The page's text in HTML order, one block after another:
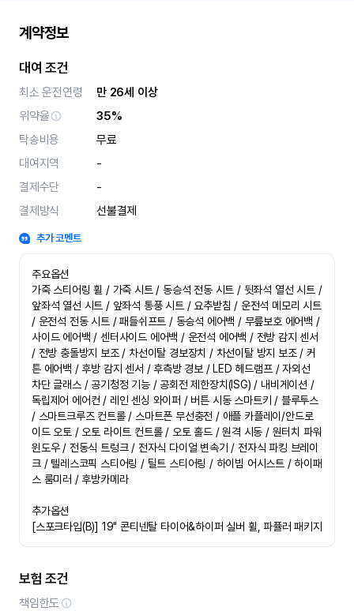
계약정보
대여 조건
최소 운전연령
만 26세 이상
위약율
35%
탁송비용
무료
대여지역
-
결제수단
-
결제방식
선불결제
추가 코멘트
주요옵션
가죽 스티어링 휠 / 가죽 시트 / 동승석 전동 시트 / 뒷좌석 열선 시트 /
앞좌석 열선 시트 / 앞좌석 통풍 시트 / 요추받침 / 운전석 메모리 시트
/ 운전석 전동 시트 / 패들쉬프트 / 동승석 에어백 / 무릎보호 에어백 /
사이드 에어백 / 센터사이드 에어백 / 운전석 에어백 / 전방 감지 센서
/ 전방 충돌방지 보조 / 차선이탈 경보장치 / 차선이탈 방지 보조 / 커
튼 에어백 / 후방 감지 센서 / 후측방 경보 / LED 헤드램프 / 자외선
차단 글래스 / 공기청정 기능 / 공회전 제한장치(ISG) / 내비게이션 /
독립제어 에어컨 / 레인 센싱 와이퍼 / 버튼 시동 스마트키 / 블루투스
/ 스마트크루즈 컨트롤 / 스마트폰 무선충전 / 애플 카플레이/안드로
이드 오토 / 오토 라이트 컨트롤 / 오토 홀드 / 원격 시동 / 원터치 파워
윈도우 / 전동식 트렁크 / 전자식 다이얼 변속기 / 전자식 파킹 브레이
크 / 텔레스코픽 스티어링 / 틸트 스티어링 / 하이빔 어시스트 / 하이패
스 룸미러 / 후방카메라
추가옵션
[스포크타입(B)] 19" 콘티넨탈 타이어&하이퍼 실버 휠, 파퓰러 패키지
보험 조건
책임한도